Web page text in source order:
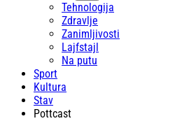
Tehnologija
Zdravlje
Zanimljivosti
Lajfstajl
Na putu
Sport
Kultura
Stav
Pottcast